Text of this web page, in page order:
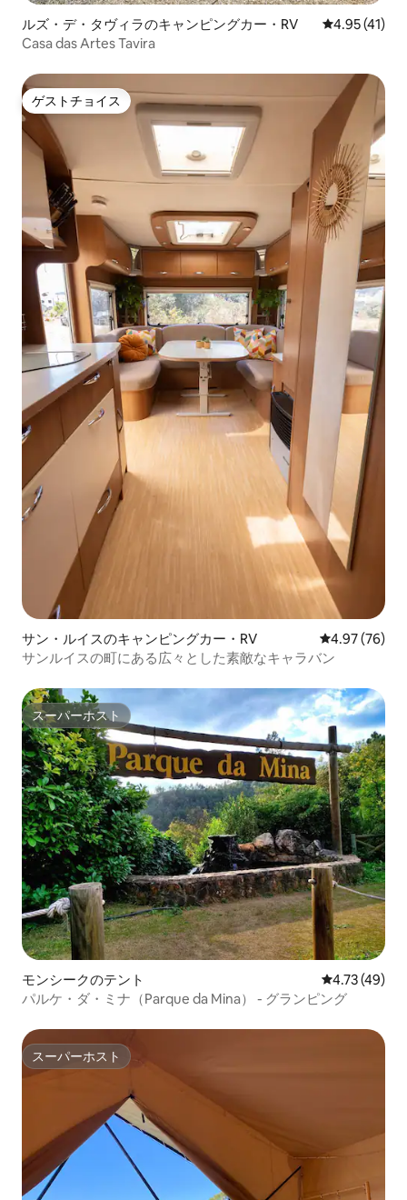
ルズ・デ・タヴィラのキャンピングカー・RV レビュー41
4.95 (41)
Casa das Artes Tavira
ゲストチョイス
ゲストチョイス
サン・ルイスのキャンピングカー・RV レビュー76
4.97 (76)
サンルイスの町にある広々とした素敵なキャラバン
スーパーホスト
スーパーホスト
モンシークのテント レビュー49
4.73 (49)
パルケ・ダ・ミナ（Parque da Mina） - グランピング
スーパーホスト
スーパーホスト